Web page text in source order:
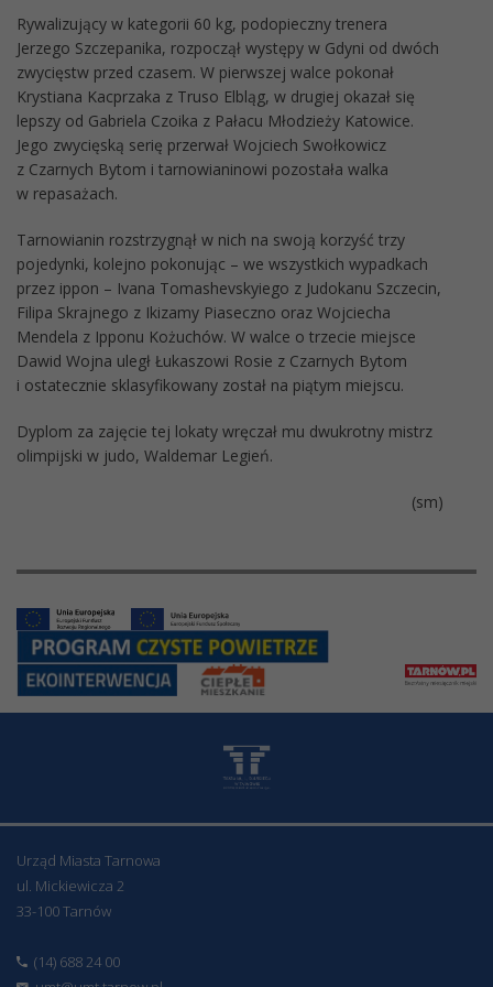
Rywalizujący w kategorii 60 kg, podopieczny trenera
Jerzego Szczepanika, rozpoczął występy w Gdyni od dwóch
zwycięstw przed czasem. W pierwszej walce pokonał
Krystiana Kacprzaka z Truso Elbląg, w drugiej okazał się
lepszy od Gabriela Czoika z Pałacu Młodzieży Katowice.
Jego zwycięską serię przerwał Wojciech Swołkowicz
z Czarnych Bytom i tarnowianinowi pozostała walka
w repasażach.
Tarnowianin rozstrzygnął w nich na swoją korzyść trzy
pojedynki, kolejno pokonując – we wszystkich wypadkach
przez ippon – Ivana Tomashevskyiego z Judokanu Szczecin,
Filipa Skrajnego z Ikizamy Piaseczno oraz Wojciecha
Mendela z Ipponu Kożuchów. W walce o trzecie miejsce
Dawid Wojna uległ Łukaszowi Rosie z Czarnych Bytom
i ostatecznie sklasyfikowany został na piątym miejscu.
Dyplom za zajęcie tej lokaty wręczał mu dwukrotny mistrz
olimpijski w judo, Waldemar Legień.
(sm)
Urząd Miasta Tarnowa
ul. Mickiewicza 2
33-100 Tarnów
(14) 688 24 00